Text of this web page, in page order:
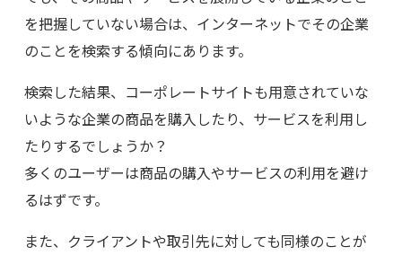
を把握していない場合は、インターネットでその企業
のことを検索する傾向にあります。
検索した結果、コーポレートサイトも用意されていな
いような企業の商品を購入したり、サービスを利用し
たりするでしょうか？
多くのユーザーは商品の購入やサービスの利用を避け
るはずです。
また、クライアントや取引先に対しても同様のことが